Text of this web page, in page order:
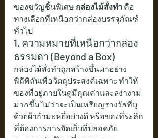
ของขวัญชิ้นพิเศษ กล่องไม้สั่งทำ คือ
ทางเลือกที่เหนือกว่ากล่องบรรจุภัณฑ์
ทั่วไป
1. ความหมายที่เหนือกว่ากล่อง
ธรรมดา (Beyond a Box)
กล่องไม้สั่งทำถูกสร้างขึ้นมาอย่าง
พิถีพิถันเพื่อวัตถุประสงค์เฉพาะ ทำให้
ของที่อยู่ภายในดูมีคุณค่าและสง่างาม
มากขึ้น ไม่ว่าจะเป็นเหรียญรางวัลที่บุ
ด้วยผ้ากำมะหยี่อย่างดี หรือของที่ระลึก
ที่ต้องการการจัดเก็บที่ปลอดภัย